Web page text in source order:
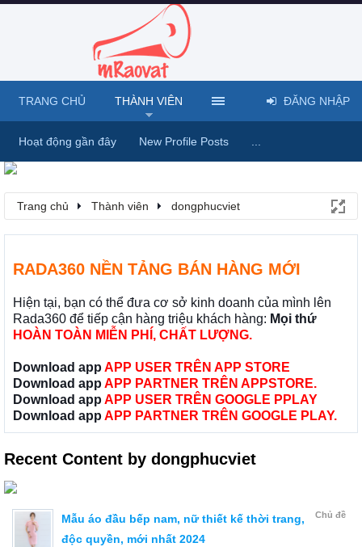
Trang chủ Thành viên dongphucviet
RADA360 NỀN TẢNG BÁN HÀNG MỚI
Hiện tại, bạn có thể đưa cơ sở kinh doanh của mình lên
Rada360 để tiếp cận hàng triệu khách hàng: Mọi thứ
HOÀN TOÀN MIỄN PHÍ, CHẤT LƯỢNG.
Download app APP USER TRÊN APP STORE
Download app APP PARTNER TRÊN APPSTORE.
Download app APP USER TRÊN GOOGLE PPLAY
Download app APP PARTNER TRÊN GOOGLE PLAY.
Recent Content by dongphucviet
Chủ đề
Mẫu áo đầu bếp nam, nữ thiết kế thời trang,
độc quyền, mới nhất 2024
TRANG CHỦ THÀNH VIÊN
Hoạt động gần đây New Profile Posts
ĐĂNG NHẬP